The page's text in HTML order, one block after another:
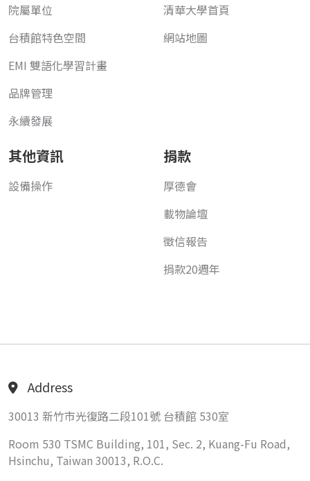
院屬單位
台積館特色空間
EMI 雙語化學習計畫
品牌管理
永續發展
清華大學首頁
網站地圖
其他資訊
設備操作
捐款
厚德會
載物論壇
徵信報告
捐款20週年
Address
30013 新竹市光復路二段101號 台積館 530室
Room 530 TSMC Building, 101, Sec. 2, Kuang-Fu Road,
Hsinchu, Taiwan 30013, R.O.C.